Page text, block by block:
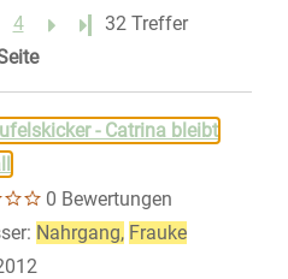
4 Letzte Seite
32 Treffer
- Catrina bleibt
0 Bewertungen
Nahrgang, Frauke